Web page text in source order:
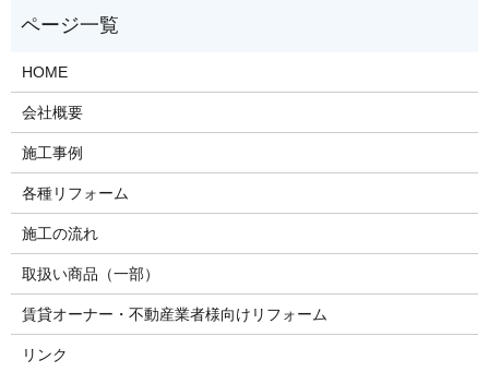
HOME
会社概要
施工事例
各種リフォーム
施工の流れ
取扱い商品（一部）
賃貸オーナー・不動産業者様向けリフォーム
リンク